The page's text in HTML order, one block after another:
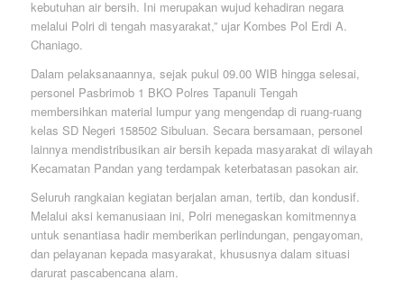
kebutuhan air bersih. Ini merupakan wujud kehadiran negara
melalui Polri di tengah masyarakat,” ujar Kombes Pol Erdi A.
Chaniago.
Dalam pelaksanaannya, sejak pukul 09.00 WIB hingga selesai,
personel Pasbrimob 1 BKO Polres Tapanuli Tengah
membersihkan material lumpur yang mengendap di ruang-ruang
kelas SD Negeri 158502 Sibuluan. Secara bersamaan, personel
lainnya mendistribusikan air bersih kepada masyarakat di wilayah
Kecamatan Pandan yang terdampak keterbatasan pasokan air.
Seluruh rangkaian kegiatan berjalan aman, tertib, dan kondusif.
Melalui aksi kemanusiaan ini, Polri menegaskan komitmennya
untuk senantiasa hadir memberikan perlindungan, pengayoman,
dan pelayanan kepada masyarakat, khususnya dalam situasi
darurat pascabencana alam.